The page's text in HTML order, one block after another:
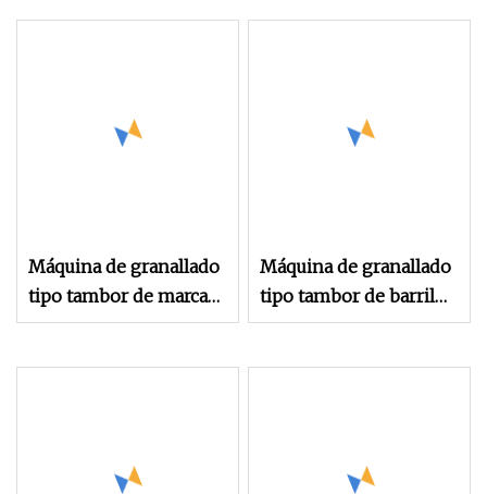
Máquina de granallado
tipo tambor de marca
Taa, máquina de
Máquina de granallado
tipo tambor de barril
giratorio